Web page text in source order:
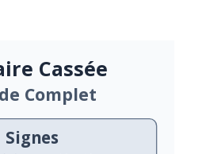
Cassée
Complet
Signes